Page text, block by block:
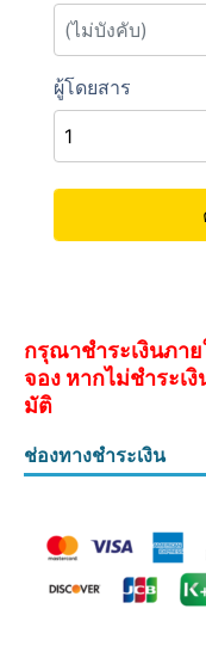
กรุณาชำระเงินภา
จอง หากไม่ชำระเ
มัติ
ช่องทางชำระเงิน